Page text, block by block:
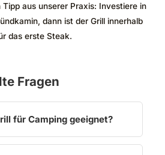
aus unserer Praxis: Investiere in
dann ist der Grill innerhalb
das erste Steak.
Fragen
für Camping geeignet?